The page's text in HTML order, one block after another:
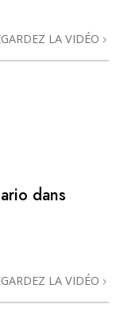
LA VIDÉO
dans
LA VIDÉO